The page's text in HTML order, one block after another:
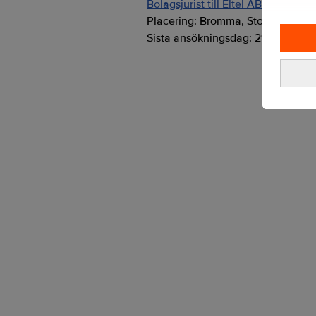
Bolagsjurist till Eltel AB
Placering: Bromma, Stockholm
Sista ansökningsdag: 21/08/2026